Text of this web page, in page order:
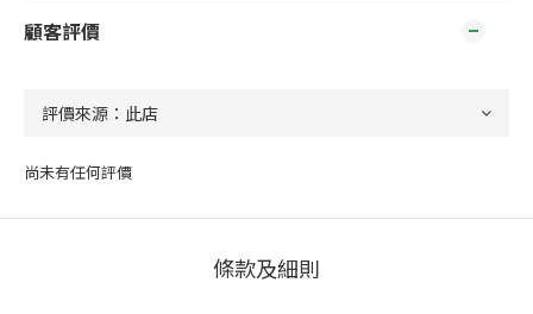
顧客評價
尚未有任何評價
條款及細則